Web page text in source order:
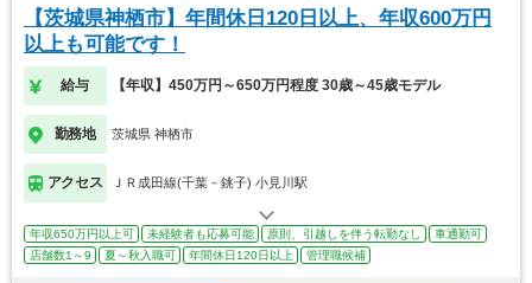
【茨城県神栖市】年間休日120日以上、年収600万円
以上も可能です！
給与 【年収】450万円～650万円程度 30歳～45歳モデル
勤務地 茨城県 神栖市
アクセス ＪＲ成田線(千葉－銚子) 小見川駅
年収650万円以上可 未経験者も応募可能 原則、引越しを伴う転勤なし
車通勤可
店舗数1～9
夏～秋入職可 年間休日120日以上 管理職候補